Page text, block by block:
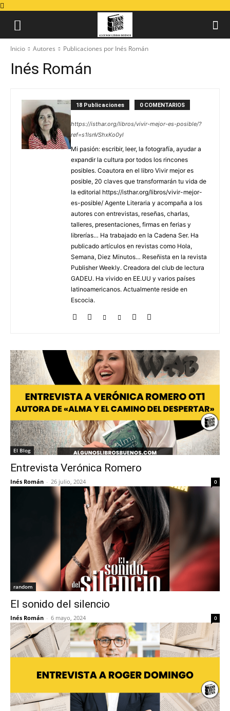
Inicio Autores Publicaciones por Inés Román
Inés Román
18 Publicaciones 0 COMENTARIOS
https://isthar.org/libros/vivir-mejor-es-posible/?
ref=s1IsnVShxKo0yl
Mi pasión: escribir, leer, la fotografía, ayudar a
expandir la cultura por todos los rincones
posibles. Coautora en el libro Vivir mejor es
posible, 20 claves que transformarán tu vida de
la editorial https://isthar.org/libros/vivir-mejor-
es-posible/ Agente Literaria y acompaña a los
autores con entrevistas, reseñas, charlas,
talleres, presentaciones, firmas en ferias y
librerías… Ha trabajado en la Cadena Ser. Ha
publicado artículos en revistas como Hola,
Semana, Diez Minutos… Reseñista en la revista
Publisher Weekly. Creadora del club de lectura
GADEU. Ha vivido en EE.UU y varios países
latinoamericanos. Actualmente reside en
Escocia.
El Blog
Entrevista Verónica Romero
Inés Román - 26 julio, 2024 0
random
El sonido del silencio
Inés Román - 6 mayo, 2024 0